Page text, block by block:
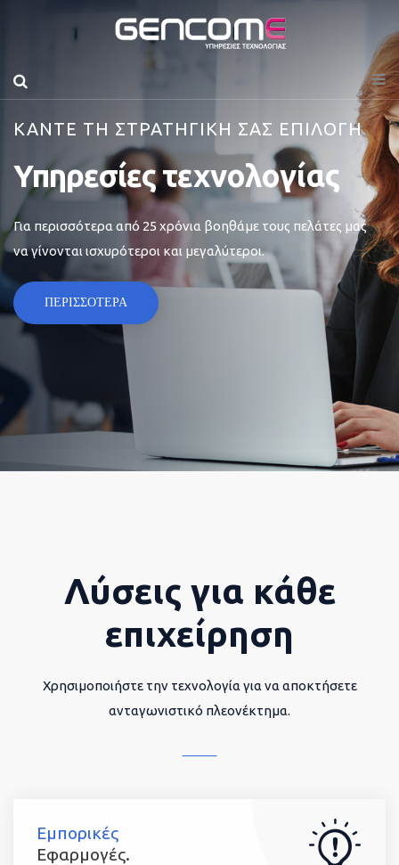
ΚΑΝΤΕ ΤΗ ΣΤΡΑΤΗΓΙΚΗ ΣΑΣ ΕΠΙΛΟΓΗ
Υπηρεσίες τεχνολογίας
Για περισσότερα από 25 χρόνια βοηθάμε τους πελάτες μας
να γίνονται ισχυρότεροι και μεγαλύτεροι.
ΠΕΡΙΣΣΟΤΕΡΑ
Λύσεις για κάθε
επιχείρηση
Χρησιμοποιήστε την τεχνολογία για να αποκτήσετε
ανταγωνιστικό πλεονέκτημα.
Εμπορικές
Εφαρμογές.